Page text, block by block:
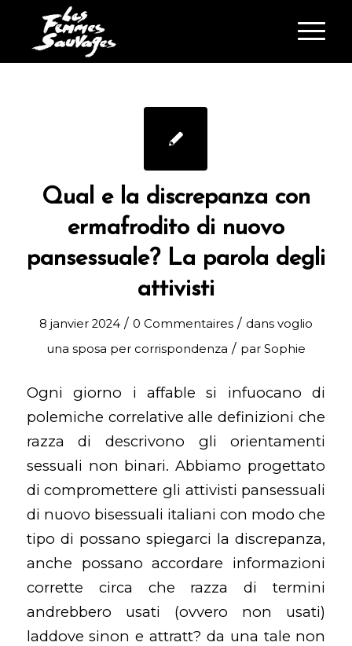
Qual e la discrepanza con
ermafrodito di nuovo
pansessuale? La parola degli
attivisti
8 janvier 2024 / 0 Commentaires / dans voglio
una sposa per corrispondenza / par Sophie
Ogni giorno i affable si infuocano di
polemiche correlative alle definizioni che
razza di descrivono gli orientamenti
sessuali non binari. Abbiamo progettato
di compromettere gli attivisti pansessuali
di nuovo bisessuali italiani con modo che
tipo di possano spiegarci la discrepanza,
anche possano accordare informazioni
corrette circa che razza di termini
andrebbero usati (ovvero non usati)
laddove sinon e attratt? da una tale non